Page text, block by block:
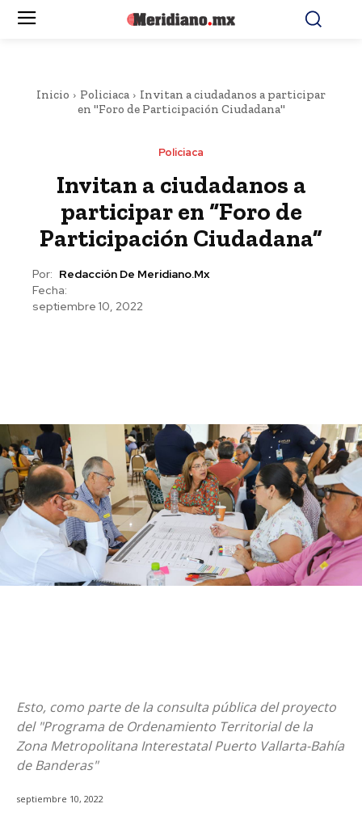
Inicio Policiaca
Invitan a ciudadanos a participar
en "Foro de Participación Ciudadana"
Policiaca
Invitan a ciudadanos a
participar en “Foro de
Participación Ciudadana”
Por: Redacción De Meridiano.mx
Fecha:
septiembre 10, 2022
Esto, como parte de la consulta pública del proyecto
del "Programa de Ordenamiento Territorial de la
Zona Metropolitana Interestatal Puerto Vallarta-Bahía
de Banderas"
septiembre 10, 2022